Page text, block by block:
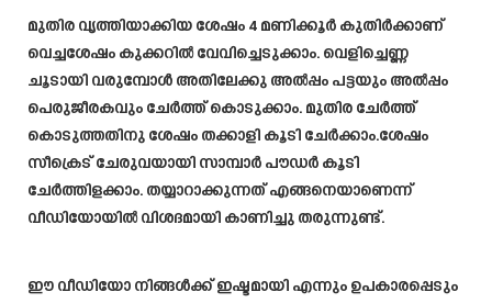
മുതിര വൃത്തിയാക്കിയ ശേഷം 4 മണിക്കൂർ കുതിർക്കാണ്
വെച്ചശേഷം കുക്കറിൽ വേവിച്ചെടുക്കാം. വെളിച്ചെണ്ണ
ചൂടായി വരുമ്പോൾ അതിലേക്കു അൽപ്പം പട്ടയും അൽപ്പം
പെരുജീരകവും ചേർത്ത് കൊടുക്കാം. മുതിര ചേർത്ത്
കൊടുത്തതിനു ശേഷം തക്കാളി കൂടി ചേർക്കാം.ശേഷം
സീക്രെട് ചേരുവയായി സാമ്പാർ പൗഡർ കൂടി
ചേർത്തിളക്കാം. തയ്യാറാക്കുന്നത് എങ്ങനെയാണെന്ന്
വീഡിയോയിൽ വിശദമായി കാണിച്ചു തരുന്നുണ്ട്.
ഈ വീഡിയോ നിങ്ങൾക്ക് ഇഷ്ടമായി എന്നും ഉപകാരപ്പെടും